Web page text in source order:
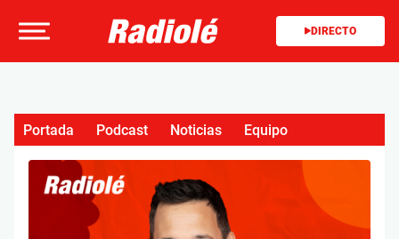
DIRECTO
Portada Podcast Noticias Equipo